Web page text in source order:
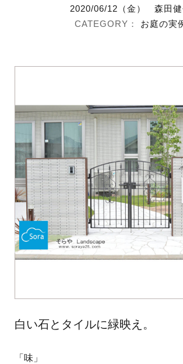
2020/06/12（金）
森田
お庭の実
白い石とタイルに緑映え。
「味」